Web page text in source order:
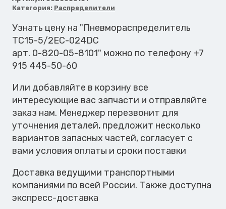
5/2EC-
024DC
Категория: Распределители
Узнать цену на "Пневмораспределитель
TC15-5/2EC-024DC
арт. 0-820-05-8101" можно по телефону +7
915 445-50-60
Или добавляйте в корзину все
интересующие вас запчасти и отправляйте
заказ нам. Менеджер перезвонит для
уточнения деталей, предложит несколько
вариантов запасных частей, согласует с
вами условия оплаты и сроки поставки
Доставка ведущими транспортными
компаниями по всей России. Также доступна
экспресс-доставка